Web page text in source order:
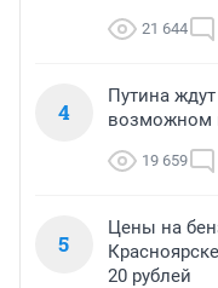
21 644
4
Путина
возможном
19 659
5
Цены на
20 рублей